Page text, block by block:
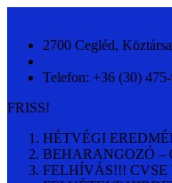
2700 Cegléd,
Telefon: +36 (30)
FRISS!
HÉTVÉGI
BEHARANGOZÓ –
FELHÍVÁS!!!